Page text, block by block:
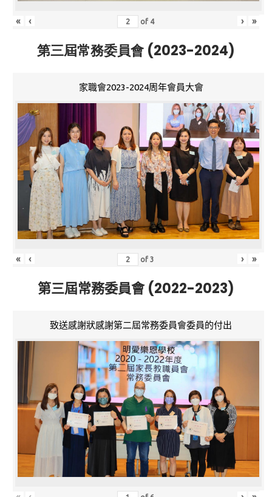
« ‹ of 4 › »
第三屆常務委員會 (2023-2024)
家職會2023-2024周年會員大會
« ‹ of3 › »
第三屆常務委員會 (2022-2023)
致送感謝狀感謝第二屆常務委員會委員的付出